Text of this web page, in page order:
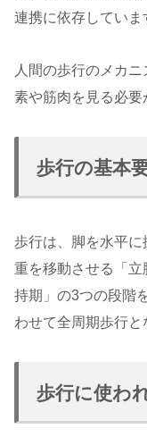
連携に依存していま
人間の歩行のメカ
素や筋肉を見る必要
歩行の基本
歩行は、脚を水平
重を移動させる「
持期」の3つの段階
わせて全周期歩行と
歩行に使わ